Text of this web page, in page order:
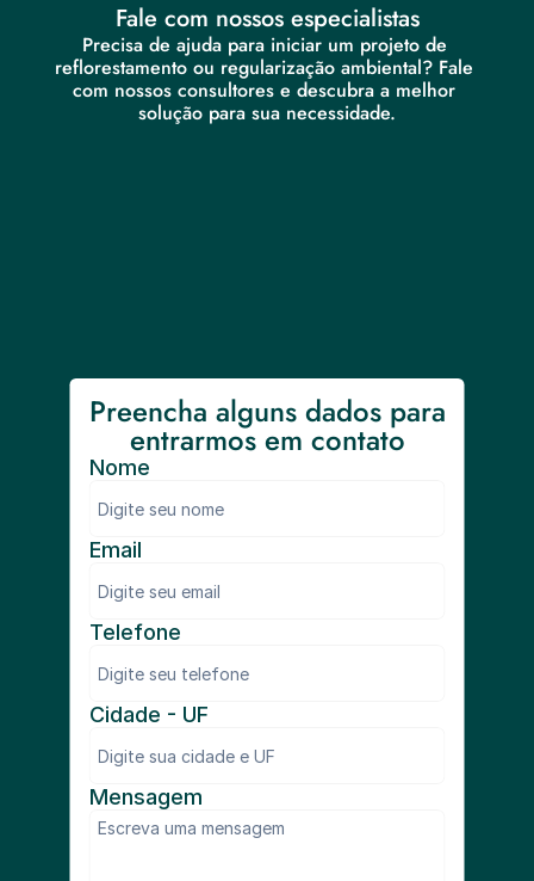
Fale com nossos especialistas
Precisa de ajuda para iniciar um projeto de
reflorestamento ou regularização ambiental? Fale
com nossos consultores e descubra a melhor
solução para sua necessidade.
Preencha alguns dados para
entrarmos em contato
Email
Telefone
Nome
Cidade - UF
Mensagem